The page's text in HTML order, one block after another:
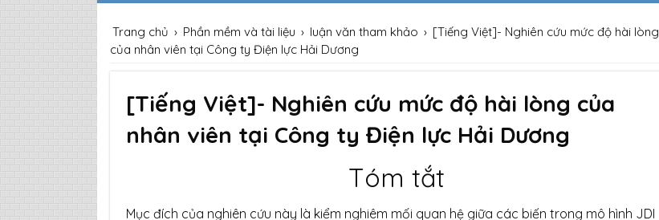
Trang chủ › Phần mềm và tài liệu › luận văn tham khảo › [Tiếng Việt]- Nghiên cứu mức độ hài lòng
của nhân viên tại Công ty Điện lực Hải Dương
[Tiếng Việt]- Nghiên cứu mức độ hài lòng của
nhân viên tại Công ty Điện lực Hải Dương
Tóm tắt
Mục đích của nghiên cứu này là kiểm nghiêm mối quan hệ giữa các biến trong mô hình JDI